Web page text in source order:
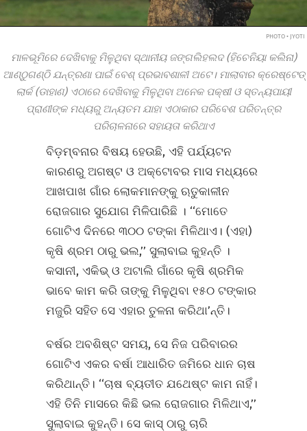
PHOTO • JYOTI
ମାଳଭୂମିରେ ଦେଖିବାକୁ ମିଳୁଥିବା ସ୍ଥାନୀୟ ଜଙ୍ଗଲିହଲଦ (ହିଚେନିୟା କଲିନା)
ଆଣ୍ଠୁଗଣ୍ଠି ଯନ୍ତ୍ରଣା ପାଇଁ ବେଶ୍‌ ପ୍ରଭାବଶାଳୀ ଅଟେ। ମାଲାବାର କ୍ରେଷ୍ଟେଡ୍‌
ଲାର୍କ (ଡାହାଣ) ଏଠାରେ ଦେଖିବାକୁ ମିଳୁଥିବା ଅନେକ ପକ୍ଷୀ ଓ ସ୍ତନ୍ୟପାୟୀ
ପ୍ରାଣୀଙ୍କ ମଧ୍ୟରୁ ଅନ୍ୟତମ ଯାହା ଏଠାକାର ପରିବେଶ ପରିତନ୍ତ୍ର
ପରିଚାଳନାରେ ସହାୟତା କରିଥାଏ
ବିଡ଼ମ୍ବନାର ବିଷୟ ହେଉଛି, ଏହି ପର୍ଯ୍ୟଟନ
କାରଣରୁ ଅଗଷ୍ଟ ଓ ଅକ୍ଟୋବର ମାସ ମଧ୍ୟରେ
ଆଖପାଖ ଗାଁର ଲୋକମାନଙ୍କୁ ଋତୁକାଳୀନ
ରୋଜଗାର ସୁଯୋଗ ମିଳିପାରିଛି । ‘‘ମୋତେ
ଗୋଟିଏ ଦିନରେ ୩୦୦ ଟଙ୍କା ମିଳିଥାଏ। (ଏହା)
କୃଷି ଶ୍ରମ ଠାରୁ ଭଲ,’’ ସୁଲାବାଇ କୁହନ୍ତି ।
କସାନୀ, ଏକିଭ୍‌ ଓ ଅଟାଲି ଗାଁରେ କୃଷି ଶ୍ରମିକ
ଭାବେ କାମ କରି ତାଙ୍କୁ ମିଳୁଥିବା ୧୫୦ ଟଙ୍କାର
ମଜୁରି ସହିତ ସେ ଏହାର ତୁଳନା କରିଥା’ନ୍ତି।
ବର୍ଷର ଅବଶିଷ୍ଟ ସମୟ, ସେ ନିଜ ପରିବାରର
ଗୋଟିଏ ଏକର ବର୍ଷା ଆଧାରିତ ଜମିରେ ଧାନ ଚାଷ
କରିଥାନ୍ତି। ‘‘ଚାଷ ବ୍ୟତୀତ ଯଥେଷ୍ଟ କାମ ନାହିଁ।
ଏହି ତିନି ମାସରେ କିଛି ଭଲ ରୋଜଗାର ମିଳିଥାଏ,’’
ସୁଲାବାଇ କୁହନ୍ତି। ସେ କାସ୍‌ ଠାରୁ ଚାରି